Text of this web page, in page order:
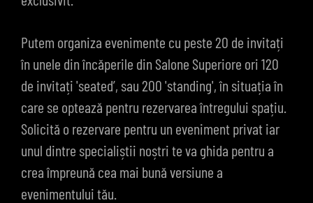
Putem organiza evenimente cu peste 20 de invitați
în unele din încăperile din Salone Superiore ori 120
de invitați 'seated’, sau 200 'standing', în situația în
care se optează pentru rezervarea întregului spațiu.
Solicită o rezervare pentru un eveniment privat iar
unul dintre specialiștii noștri te va ghida pentru a
crea împreună cea mai bună versiune a
evenimentului tău.